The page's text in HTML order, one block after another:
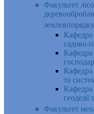
Факультет
Кафедра
садово-
Кафедра
Кафедра
та
Кафедра
геодезії
Факультет